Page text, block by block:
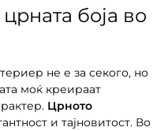
боја во
не е за секого, но
моќ креираат
Црното
и тајновитост. Во